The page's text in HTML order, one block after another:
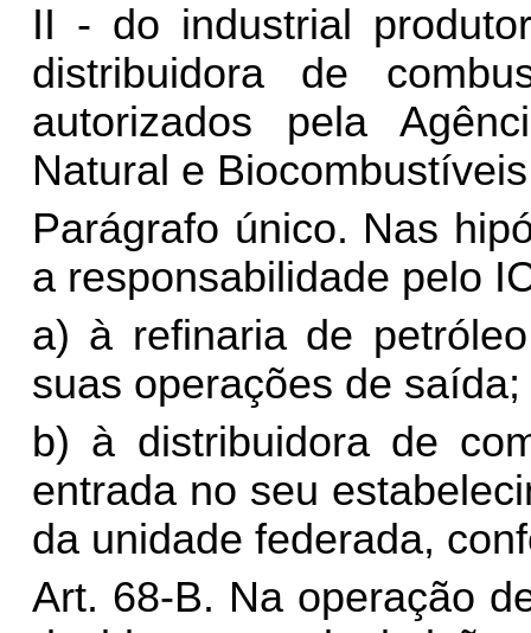
II - do industrial
distribuidora de
autorizados pela
Natural e
Parágrafo único. Nas
a responsabilidade pelo
a) à refinaria de
suas operações de saída;
b) à distribuidora de
entrada no seu
da unidade federada,
Art. 68-B. Na operação